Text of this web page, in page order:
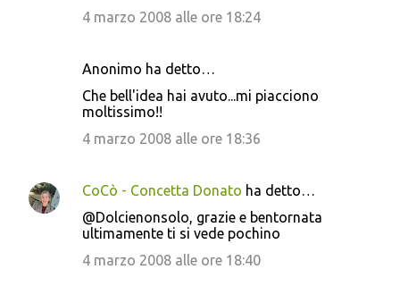
4 marzo 2008 alle ore 18:24
Anonimo ha detto…
Che bell'idea hai avuto...mi piacciono
moltissimo!!
4 marzo 2008 alle ore 18:36
CoCò - Concetta Donato ha detto…
@Dolcienonsolo, grazie e bentornata
ultimamente ti si vede pochino
4 marzo 2008 alle ore 18:40